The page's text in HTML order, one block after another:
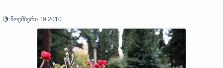
ნოემბერი 19 2010